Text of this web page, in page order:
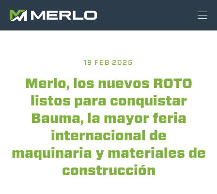
19 FEB 2025
Merlo, los nuevos ROTO
listos para conquistar
Bauma, la mayor feria
internacional de
maquinaria y materiales de
construcción